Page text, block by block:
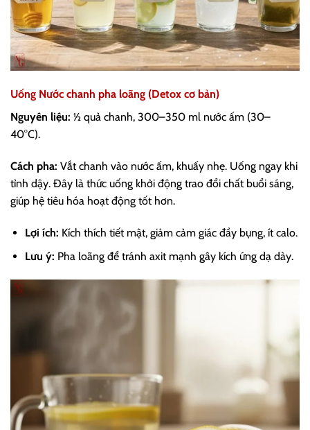
Uống Nước chanh pha loãng (Detox cơ bản)
Nguyên liệu: ½ quả chanh, 300–350 ml nước ấm (30–
40°C).
Cách pha: Vắt chanh vào nước ấm, khuấy nhẹ. Uống ngay khi
tỉnh dậy. Đây là thức uống khởi động trao đổi chất buổi sáng,
giúp hệ tiêu hóa hoạt động tốt hơn.
Lợi ích: Kích thích tiết mật, giảm cảm giác đầy bụng, ít calo.
Lưu ý: Pha loãng để tránh axit mạnh gây kích ứng dạ dày.